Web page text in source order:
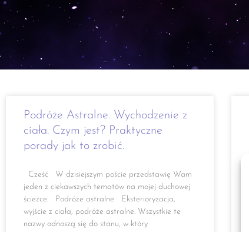
Podróże Astralne. Wychodzenie z
ciała. Czym jest? Praktyczne
porady jak to zrobić.
Cześć W dzisiejszym poście przedstawię Wam
jeden z ciekawszych tematów na mojej duchowej
ścieżce. Podróże astralne Eksterioryzacja,
wyjście z ciała, podróże astralne. Wszystkie te
nazwy odnoszą się do stanu, w który